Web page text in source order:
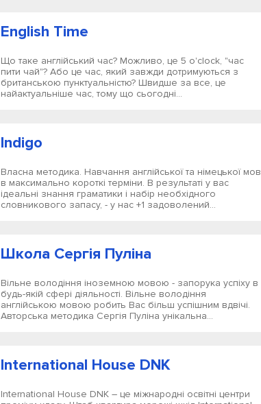
English Time
Що таке англійський час? Можливо, це 5 o'clock, "час
пити чай"? Або це час, який завжди дотримуються з
британською пунктуальністю? Швидше за все, це
найактуальніше час, тому що сьогодні...
Indigo
Власна методика. Навчання англійської та німецької мов
в максимально короткі терміни. В результаті у вас
ідеальні знання граматики і набір необхідного
словникового запасу, - у нас +1 задоволений...
Школа Сергія Пуліна
Вільне володіння іноземною мовою - запорука успіху в
будь-якій сфері діяльності. Вільне володіння
англійською мовою робить Вас більш успішним вдвічі.
Авторська методика Сергія Пуліна унікальна...
International House DNK
International House DNK – це міжнародні освітні центри